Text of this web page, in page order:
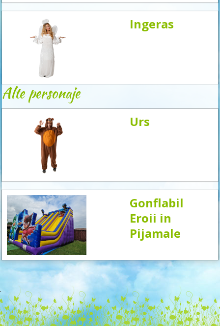
Ingeras
Alte personaje
Urs
Gonflabil
Eroii in
Pijamale